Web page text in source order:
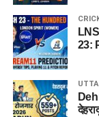
आवश्यकता अलग-अलग
टीचिंग पद
एजुकेशन में
परीक्षा पास
23: